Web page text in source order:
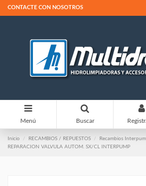
CONTACTE CON NOSOTROS
Menú Buscar
Inicio RECAMBIOS / REPUESTOS Recambios
REPARACION VALVULA AUTOM. SX/CL INTERPUMP